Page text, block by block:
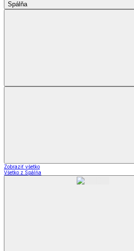
Spálňa
Zobraziť všetko
Všetko z Spálňa